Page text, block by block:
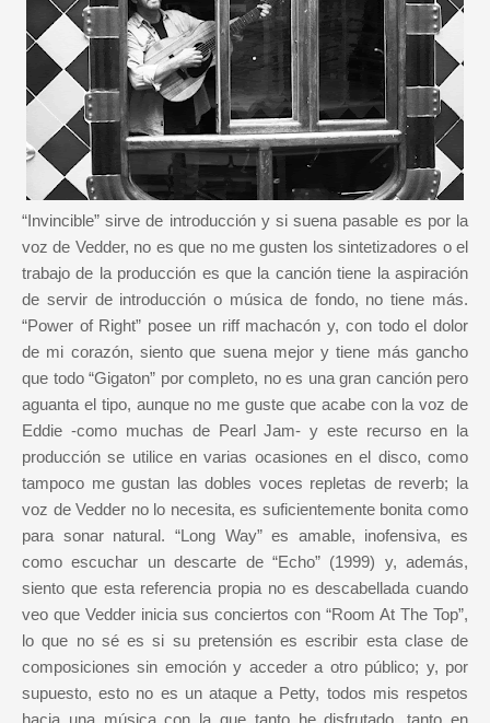
“Invincible” sirve de introducción y si suena pasable es por la
voz de Vedder, no es que no me gusten los sintetizadores o el
trabajo de la producción es que la canción tiene la aspiración
de servir de introducción o música de fondo, no tiene más.
“Power of Right” posee un riff machacón y, con todo el dolor
de mi corazón, siento que suena mejor y tiene más gancho
que todo “Gigaton” por completo, no es una gran canción pero
aguanta el tipo, aunque no me guste que acabe con la voz de
Eddie -como muchas de Pearl Jam- y este recurso en la
producción se utilice en varias ocasiones en el disco, como
tampoco me gustan las dobles voces repletas de reverb; la
voz de Vedder no lo necesita, es suficientemente bonita como
para sonar natural. “Long Way” es amable, inofensiva, es
como escuchar un descarte de “Echo” (1999) y, además,
siento que esta referencia propia no es descabellada cuando
veo que Vedder inicia sus conciertos con “Room At The Top”,
lo que no sé es si su pretensión es escribir esta clase de
composiciones sin emoción y acceder a otro público; y, por
supuesto, esto no es un ataque a Petty, todos mis respetos